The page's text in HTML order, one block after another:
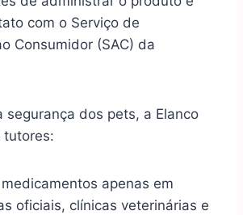
com o Serviço de
Consumidor (SAC) da
segurança dos pets, a Elanco
tutores:
apenas em
oficiais, clínicas veterinárias e